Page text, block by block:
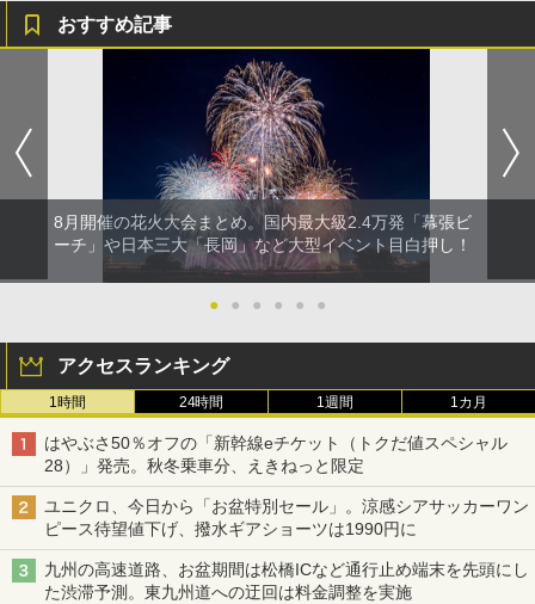
おすすめ記事
8月開催の花火大会まとめ。国内最大級2.4万発「幕張ビ
ーチ」や日本三大「長岡」など大型イベント目白押し！
● ● ● ● ● ●
アクセスランキング
1時間 24時間 1週間 1カ月
はやぶさ50％オフの「新幹線eチケット（トクだ値スペシャル
28）」発売。秋冬乗車分、えきねっと限定
ユニクロ、今日から「お盆特別セール」。涼感シアサッカーワン
ピース待望値下げ、撥水ギアショーツは1990円に
九州の高速道路、お盆期間は松橋ICなど通行止め端末を先頭にし
た渋滞予測。東九州道への迂回は料金調整を実施